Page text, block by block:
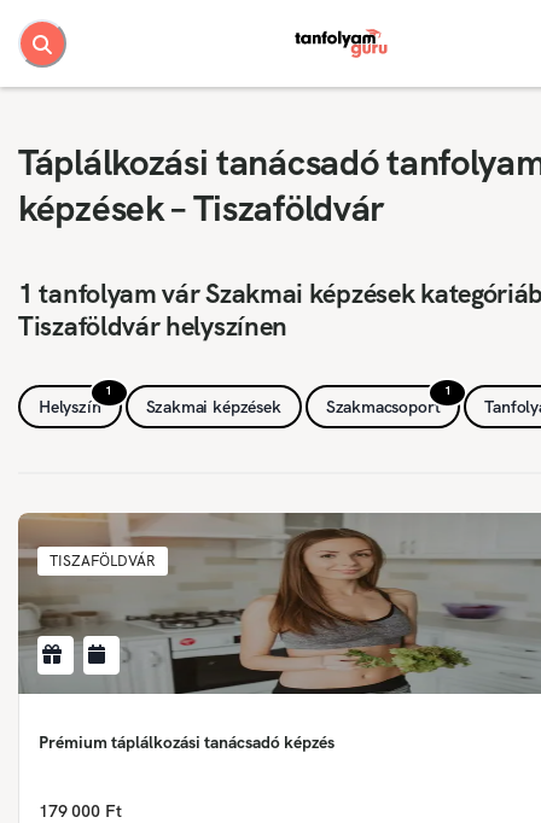
Táplálkozási tanácsadó
képzések – Tiszaföldvár
1 tanfolyam vár Szakmai képzések
Tiszaföldvár helyszínen
1
Helyszín Szakmai képzések
1
Szakmacsoport
TISZAFÖLDVÁR
Prémium táplálkozási tanácsadó képzés
179 000 Ft